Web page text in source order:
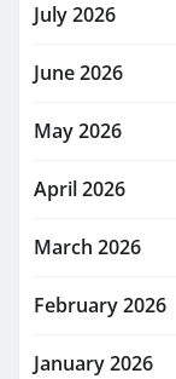
July 2026
June 2026
May 2026
April 2026
March 2026
February 2026
January 2026